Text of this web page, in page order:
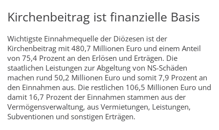
Kirchenbeitrag ist finanzielle Basis
Wichtigste Einnahmequelle der Diözesen ist der
Kirchenbeitrag mit 480,7 Millionen Euro und einem Anteil
von 75,4 Prozent an den Erlösen und Erträgen. Die
staatlichen Leistungen zur Abgeltung von NS-Schäden
machen rund 50,2 Millionen Euro und somit 7,9 Prozent an
den Einnahmen aus. Die restlichen 106,5 Millionen Euro und
damit 16,7 Prozent der Einnahmen stammen aus der
Vermögensverwaltung, aus Vermietungen, Leistungen,
Subventionen und sonstigen Erträgen.